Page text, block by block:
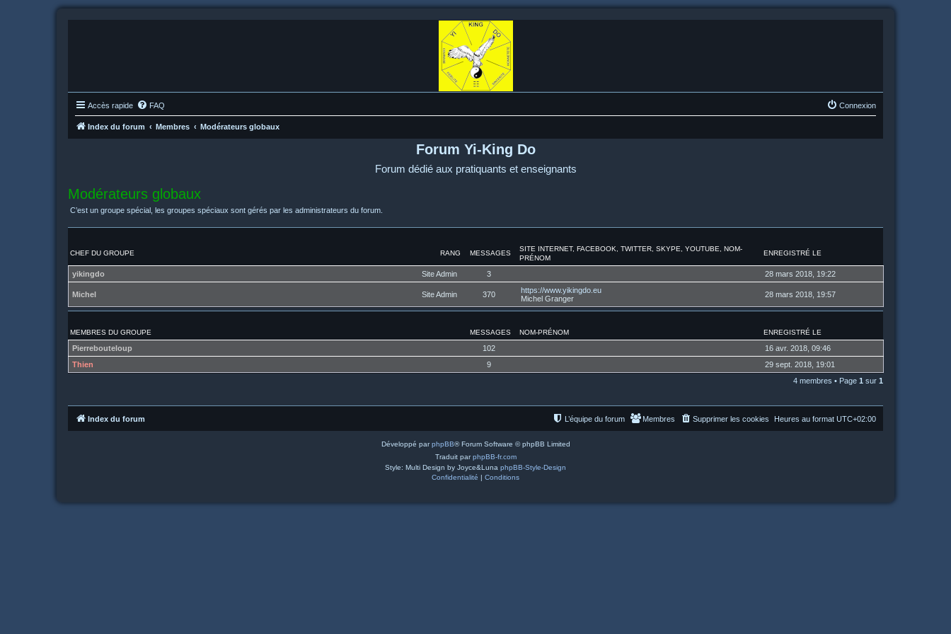
Accès rapide FAQ Connexion
Index du forum Membres Modérateurs globaux
Forum Yi-King Do
Forum dédié aux pratiquants et enseignants
Modérateurs globaux
C’est un groupe spécial, les groupes spéciaux sont gérés par les administrateurs du forum.
RANG
CHEF DU GROUPE MESSAGES
SITE INTERNET, FACEBOOK, TWITTER, SKYPE, YOUTUBE, NOM-
PRÉNOM
ENREGISTRÉ LE
Site Admin
yikingdo 3 28 mars 2018, 19:22
Site Admin
Michel 370
https://www.yikingdo.eu
Michel Granger
28 mars 2018, 19:57
MEMBRES DU GROUPE MESSAGES NOM-PRÉNOM ENREGISTRÉ LE
Pierrebouteloup 102
16 avr. 2018, 09:46
Thien
9
29 sept. 2018, 19:01
4 membres • Page 1 sur 1
Index du forum Heures au format UTC+02:00
Supprimer les cookies
Membres
L’équipe du forum
Développé parphpBB® Forum Software © phpBB Limited
Traduit parphpBB-fr.com
Style: Multi Design by Joyce&Luna phpBB-Style-Design
Confidentialité | Conditions